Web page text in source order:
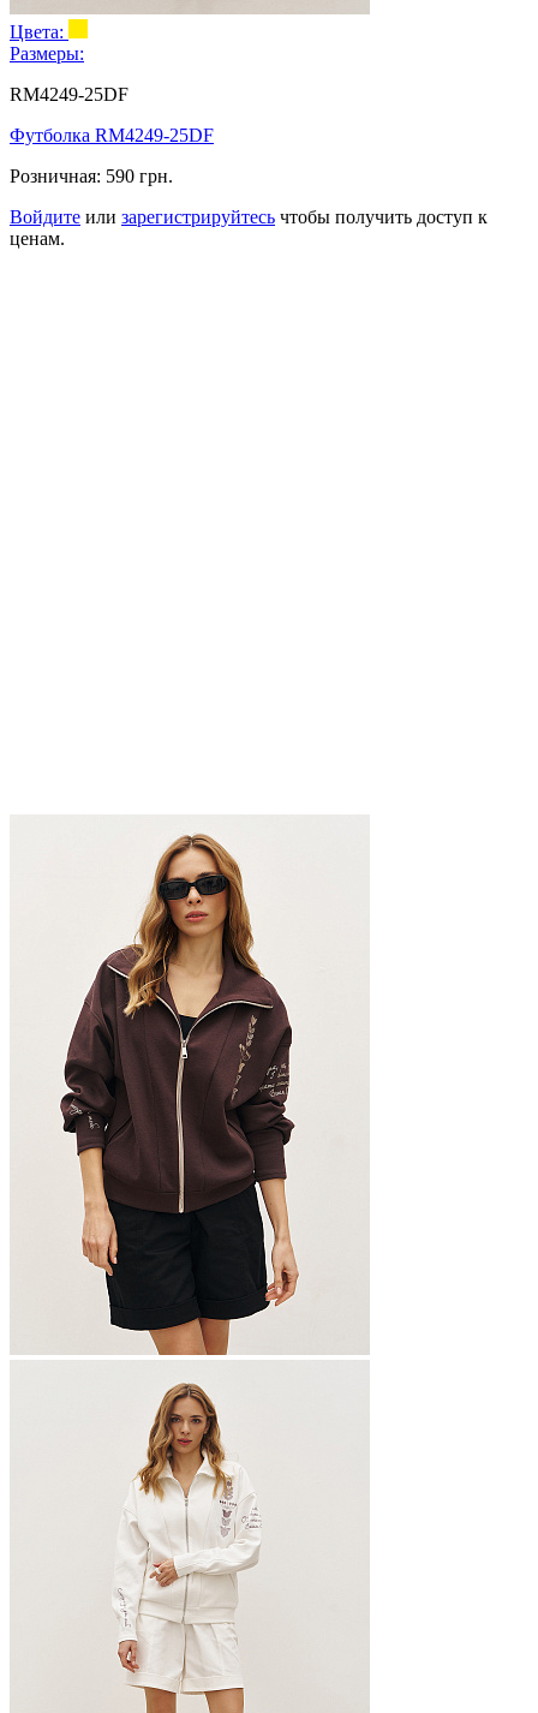
Цвета:
Размеры:
RM4249-25DF
Футболка RM4249-25DF
Розничная: 590 грн.
Войдите или зарегистрируйтесь чтобы получить доступ к
ценам.